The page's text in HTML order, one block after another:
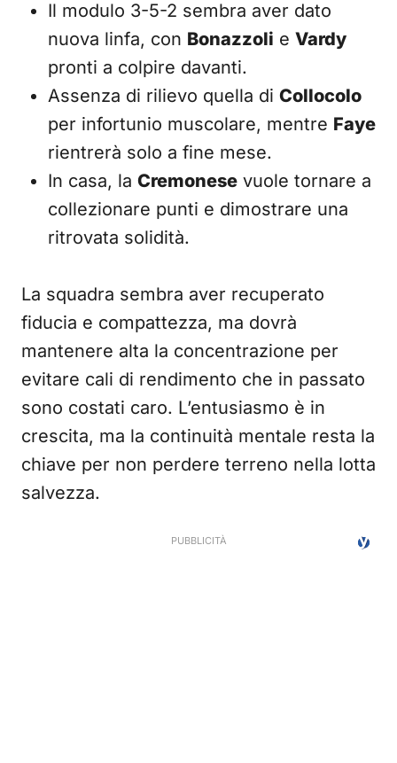
Il modulo 3-5-2 sembra aver dato
nuova linfa, con Bonazzoli e Vardy
pronti a colpire davanti.
Assenza di rilievo quella di Collocolo
per infortunio muscolare, mentre Faye
rientrerà solo a fine mese.
In casa, la Cremonese vuole tornare a
collezionare punti e dimostrare una
ritrovata solidità.
La squadra sembra aver recuperato
fiducia e compattezza, ma dovrà
mantenere alta la concentrazione per
evitare cali di rendimento che in passato
sono costati caro. L’entusiasmo è in
crescita, ma la continuità mentale resta la
chiave per non perdere terreno nella lotta
salvezza.